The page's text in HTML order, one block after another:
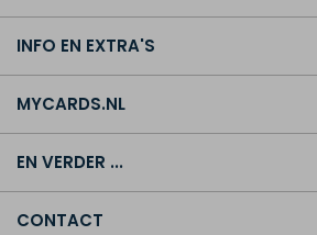
INFO EN EXTRA'S
MYCARDS.NL
EN VERDER ...
CONTACT